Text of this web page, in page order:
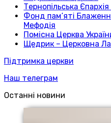
Тернопільська
Фонд пам’яті
Мефодія
Помісна Церква
Щедрик – Церковна
Підтримка церкви
Наш телеграм
Останні новини